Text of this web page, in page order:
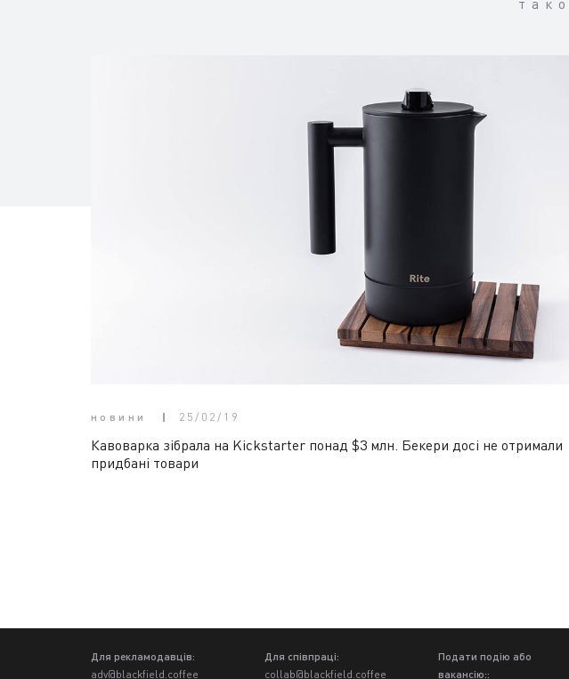
новини 25/02/19
Кавоварка зібрала на Kickstarter понад $3 млн. Бекери досі не отримали
придбані товари
Для рекламодавців:
adv@blackfield.coffee
Для співпраці:
collab@blackfield.coffee
Подати подію або
вакансію::